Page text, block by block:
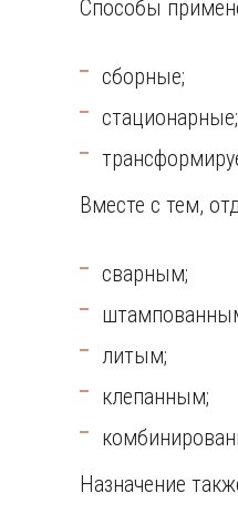
Способы
сборные;
стационарные;
Вместе с тем,
сварным;
литым;
клепанным;
Назначение